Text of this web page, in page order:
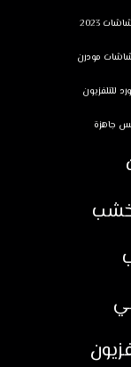
2023
مودرن
للتلفزيون
جاهزة
خشب